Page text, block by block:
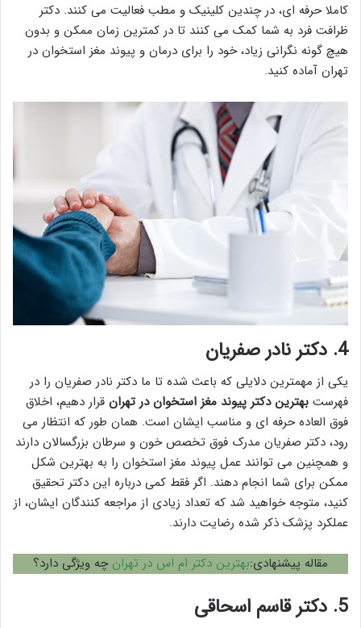
کاملا حرفه ای، در چندین کلینیک و مطب فعالیت می کنند. دکتر
ظرافت فرد به شما کمک می کنند تا در کمترین زمان ممکن و بدون
هیچ گونه نگرانی زیاد، خود را برای درمان و پیوند مغز استخوان در
تهران آماده کنید.
4. دکتر نادر صفریان
یکی از مهمترین دلایلی که باعث شده تا ما دکتر نادر صفریان را در
فهرست بهترین دکتر پیوند مغز استخوان در تهران قرار دهیم، اخلاق
فوق العاده حرفه ای و مناسب ایشان است. همان طور که انتظار می
رود، دکتر صفریان مدرک فوق تخصص خون و سرطان بزرگسالان دارند
و همچنین می توانند عمل پیوند مغز استخوان را به بهترین شکل
ممکن برای شما انجام دهند. اگر فقط کمی درباره این دکتر تحقیق
کنید، متوجه خواهید شد که تعداد زیادی از مراجعه کنندگان ایشان، از
عملکرد پزشک ذکر شده رضایت دارند.
مقاله پیشنهادی:بهترین دکتر ام اس در تهران چه ویژگی دارد؟
5. دکتر قاسم اسحاقی